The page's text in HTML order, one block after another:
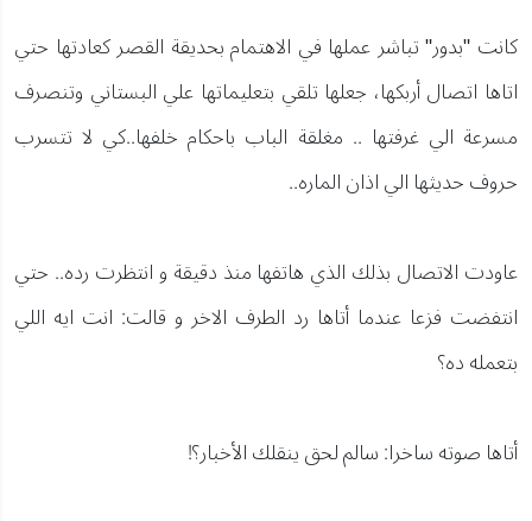
كانت "بدور" تباشر عملها في الاهتمام بحديقة القصر كعادتها حتي
اتاها اتصال أربكها، جعلها تلقي بتعليماتها علي البستاني وتنصرف
مسرعة الي غرفتها .. مغلقة الباب باحكام خلفها..كي لا تتسرب
حروف حديثها الي اذان الماره..
عاودت الاتصال بذلك الذي هاتفها منذ دقيقة و انتظرت رده.. حتي
انتفضت فزعا عندما أتاها رد الطرف الاخر و قالت: انت ايه اللي
بتعمله ده؟
أتاها صوته ساخرا: سالم لحق ينقلك الأخبار؟!